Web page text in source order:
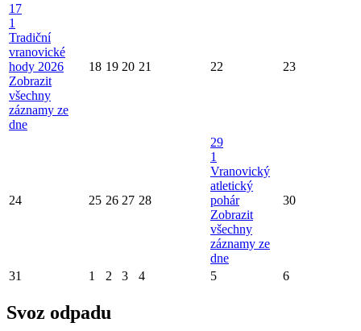
17
1
Tradiční
vranovické
hody 2026
Zobrazit
všechny
záznamy ze
dne
18 19 20 21 22 23
24 25 26 27 28
29
1
Vranovický
atletický
pohár
Zobrazit
všechny
záznamy ze
dne
30
31 1 2 3 4 5 6
Svoz odpadu